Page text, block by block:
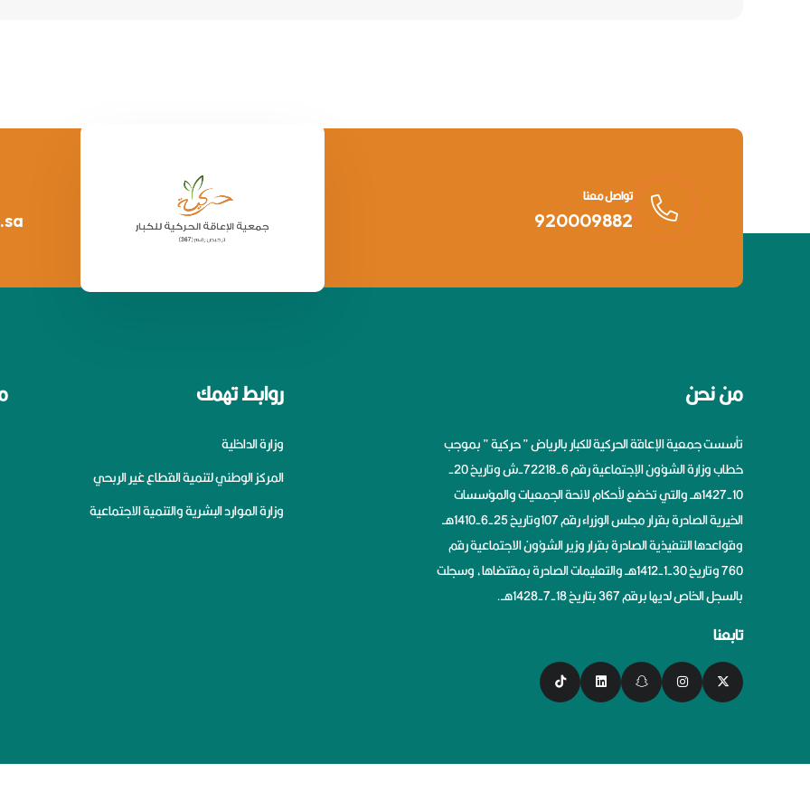
تواصل معنا
920009882
من نحن
تأسست جمعية الإعاقة الحركية للكبار بالرياض ” حركية ” بموجب
خطاب وزارة الشؤون الإجتماعية رقم 6-72218-ش وتاريخ 20-
10-1427هــ والتي تخضع لأحكام لائحة الجمعيات والمؤسسات
الخيرية الصادرة بقرار مجلس الوزراء رقم 107وتاريخ 25-6-1410هــ
وقواعدها التنفيذية الصادرة بقرار وزير الشؤون الاجتماعية رقم
760 وتاريخ 30-1-1412هــ والتعليمات الصادرة بمقتضاها، وسجلت
بالسجل الخاص لديها برقم 367 بتاريخ 18-7-1428هــ.
تابعنا
روابط تهمك
وزارة الداخلية
المركز الوطني لتنمية القطاع غير الربحي
وزارة الموارد البشرية والتنمية الاجتماعية